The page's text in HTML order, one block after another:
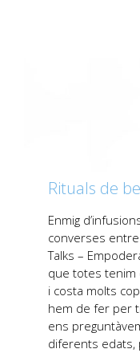
Rituals de
Enmig
converses
Talks –
que totes tenim
i costa molts
hem de fer per
ens
diferents